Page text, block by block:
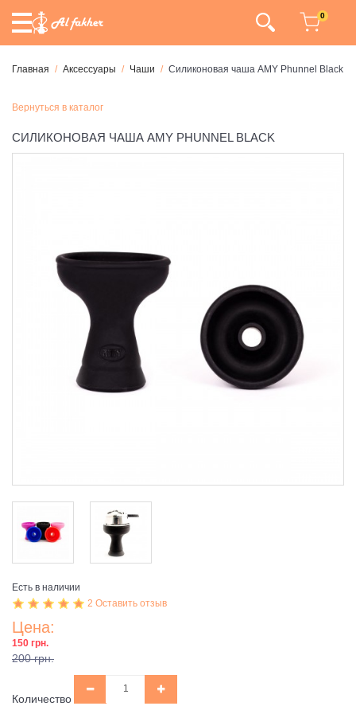
0
Главная Аксессуары Чаши Силиконовая чаша AMY Phunnel Black
Вернуться в каталог
СИЛИКОНОВАЯ ЧАША AMY PHUNNEL BLACK
Есть в наличии
2 Оставить отзыв
Цена:
150 грн.
200 грн.
Количество